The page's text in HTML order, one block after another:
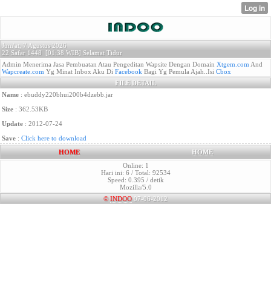
Jum'at, 7 Agustus 2026
22 Safar 1448 [01:38 WIB] Selamat Tidur
Admin Menerima Jasa Pembuatan Atau Pengeditan Wapsite Dengan Domain Xtgem.com And
Wapcreate.com Yg Minat Inbox Aku Di Facebook Bagi Yg Pemula Ajah..Isi Cbox
FILE DETAIL
Name : ebuddy220bhui200b4dzebb.jar
Size : 362.53KB
Update : 2012-07-24
Save : Click here to download
HOME
HOME
Online: 1
Hari ini: 6 / Total: 92534
Speed: 0.395 / detik
Mozilla/5.0
© INDOO 07-06-2012